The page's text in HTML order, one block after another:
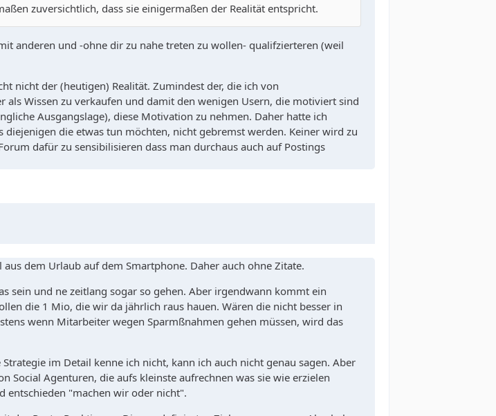
zuversichtlich, dass sie einigermaßen der Realität entspricht.
anderen und -ohne dir zu nahe treten zu wollen- qualifzierteren (weil
nicht der (heutigen) Realität. Zumindest der, die ich von
Wissen zu verkaufen und damit den wenigen Usern, die motiviert sind
Ausgangslage), diese Motivation zu nehmen. Daher hatte ich
die etwas tun möchten, nicht gebremst werden. Keiner wird zu
dafür zu sensibilisieren dass man durchaus auch auf Postings
dem Urlaub auf dem Smartphone. Daher auch ohne Zitate.
sein und ne zeitlang sogar so gehen. Aber irgendwann kommt ein
die 1 Mio, die wir da jährlich raus hauen. Wären die nicht besser in
wenn Mitarbeiter wegen Sparmßnahmen gehen müssen, wird das
im Detail kenne ich nicht, kann ich auch nicht genau sagen. Aber
Social Agenturen, die aufs kleinste aufrechnen was sie wie erzielen
entschieden "machen wir oder nicht".